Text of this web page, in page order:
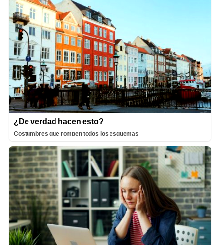
¿De verdad hacen esto?
Costumbres que rompen todos los esquemas